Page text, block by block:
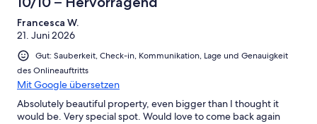
Francesca W.
21. Juni 2026
Gut: Sauberkeit, Check-in, Kommunikation, Lage und Genauigkeit
des Onlineauftritts
Mit Google übersetzen
Absolutely beautiful property, even bigger than I thought it
would be. Very special spot. Would love to come back again